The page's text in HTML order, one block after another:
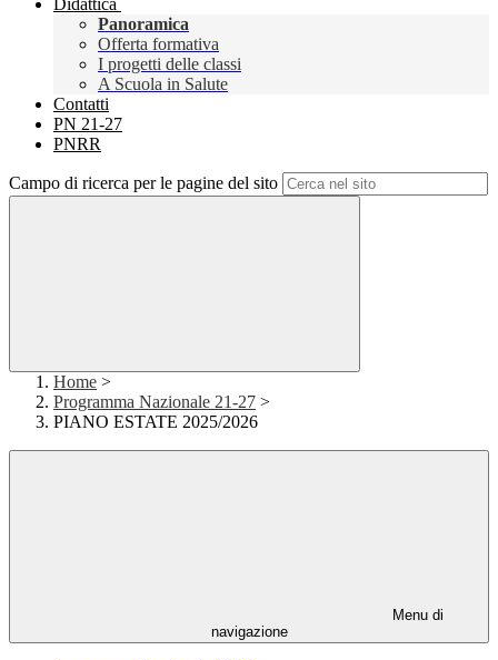
Didattica
Panoramica
Offerta formativa
I progetti delle classi
A Scuola in Salute
Contatti
PN 21-27
PNRR
Campo di ricerca per le pagine del sito
Home >
Programma Nazionale 21-27 >
PIANO ESTATE 2025/2026
Menu di
navigazione